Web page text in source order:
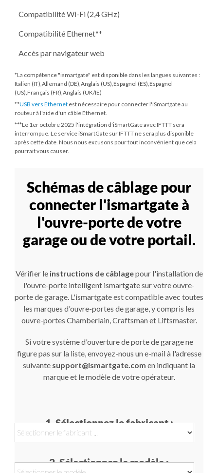
Compatibilité Wi-Fi (2,4 GHz)
Compatibilité Ethernet**
Accès par navigateur web
*La compétence "ismartgate" est disponible dans les langues suivantes :
Italien (IT),Allemand (DE),Anglais (US),Espagnol (ES),Espagnol
(US),Français (FR),Anglais (UK/IE)
**USB vers Ethernet est nécessaire pour connecter l'iSmartgate au
routeur à l'aide d'un câble Ethernet.
***Le 1er octobre 2025 l'intégration d'iSmartGate avec IFTTT sera
interrompue. Le service iSmartGate sur IFTTT ne sera plus disponible
après cette date. Nous nous excusons pour tout inconvénient que cela
pourrait vous causer.
Schémas de câblage pour
connecter l'ismartgate à
l'ouvre-porte de votre
garage ou de votre portail.
Vérifier le instructions de câblagepour l'installation de
l'ouvre-porte intelligent ismartgate sur votre ouvre-
porte de garage. L'ismartgate est compatible avec toutes
les marques d'ouvre-portes de garage, y compris les
ouvre-portes Chamberlain, Craftsman et Liftsmaster.
Si votre système d'ouverture de porte de garage ne
figure pas sur la liste, envoyez-nous un e-mail à l'adresse
suivante support@ismartgate.com en indiquant la
marque et le modèle de votre opérateur.
1. Sélectionnez le fabricant :
2. Sélectionnez le modèle :